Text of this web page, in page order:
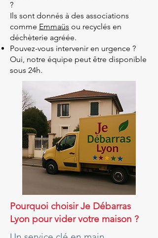
?
Ils sont donnés à des associations
comme Emmaüs ou recyclés en
déchèterie agréée.
Pouvez-vous intervenir en urgence ?
Oui, notre équipe peut être disponible
sous 24h.
Pourquoi choisir Je Débarras
Lyon pour vider votre maison ?